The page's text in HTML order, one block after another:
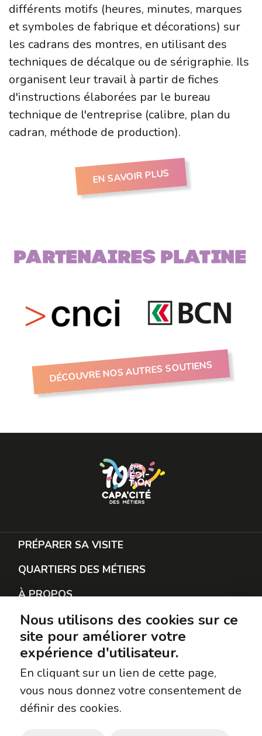
différents motifs (heures, minutes, marques
et symboles de fabrique et décorations) sur
les cadrans des montres, en utilisant des
techniques de décalque ou de sérigraphie. Ils
organisent leur travail à partir de fiches
d'instructions élaborées par le bureau
technique de l'entreprise (calibre, plan du
cadran, méthode de production).
EN SAVOIR PLUS
Partenaires PLATINE
DÉCOUVRE NOS AUTRES SOUTIENS
PRÉPARER SA VISITE
QUARTIERS DES MÉTIERS
À PROPOS
RESTER EN CONTACT
PROTECTION DES DONNÉES
SUIVEZ-NOUS
Facebook
Instagram
Nous utilisons des cookies sur ce
site pour améliorer votre
expérience d'utilisateur.
En cliquant sur un lien de cette page,
vous nous donnez votre consentement de
définir des cookies.